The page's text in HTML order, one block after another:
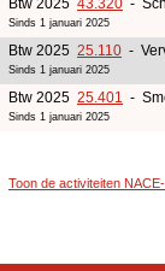
Btw 2025 43.320 -
Sinds 1 januari 2025
Btw 2025 25.110 -
Sinds 1 januari 2025
Btw 2025 25.401 -
Sinds 1 januari 2025
Toon de activiteiten